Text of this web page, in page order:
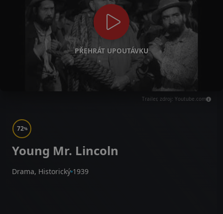
PŘEHRÁT UPOUTÁVKU
Trailer, zdroj: Youtube.com
72%
Young Mr. Lincoln
Drama, Historický 1939